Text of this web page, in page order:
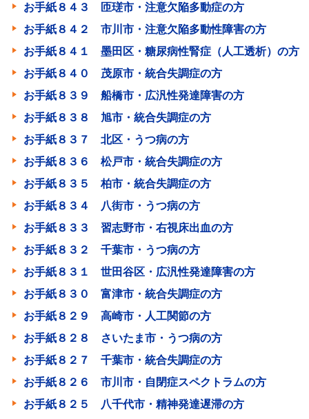
お手紙８４３ 匝瑳市・注意欠陥多動症の方
お手紙８４２ 市川市・注意欠陥多動性障害の方
お手紙８４１ 墨田区・糖尿病性腎症（人工透析）の方
お手紙８４０ 茂原市・統合失調症の方
お手紙８３９ 船橋市・広汎性発達障害の方
お手紙８３８ 旭市・統合失調症の方
お手紙８３７ 北区・うつ病の方
お手紙８３６ 松戸市・統合失調症の方
お手紙８３５ 柏市・統合失調症の方
お手紙８３４ 八街市・うつ病の方
お手紙８３３ 習志野市・右視床出血の方
お手紙８３２ 千葉市・うつ病の方
お手紙８３１ 世田谷区・広汎性発達障害の方
お手紙８３０ 富津市・統合失調症の方
お手紙８２９ 高崎市・人工関節の方
お手紙８２８ さいたま市・うつ病の方
お手紙８２７ 千葉市・統合失調症の方
お手紙８２６ 市川市・自閉症スペクトラムの方
お手紙８２５ 八千代市・精神発達遅滞の方